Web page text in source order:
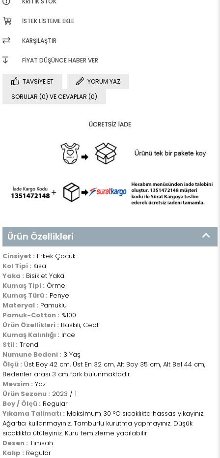
İSTEK LISTEME EKLE
KARŞILAŞTIR
FIYAT DÜŞÜNCE HABER VER
TAVSIYE ET
YORUM YAZ
SORULAR (0) VE CEVAPLAR (0)
Ürün Özellikleri
Cinsiyet : Erkek Çocuk
Kol Tipi : Kısa
Yaka : Bisiklet Yaka
Kumaş Tipi : Örme
Kumaş Türü : Penye
Materyal : Pamuklu
Pamuk-Cotton : %100
Ürün Özellikleri : Baskılı, Cepli
Kumaş Kalınlığı : İnce
Stil : Trend
Numune Bedeni : 3 Yaş
Ölçü : Üst Boy 42 cm, Üst En 32 cm, Alt Boy 35 cm, Alt Bel 44 cm,
Bedenler arası 3 cm fark bulunmaktadır.
Mevsim : Yaz
Ürün Sezonu : 2023 / 1
Boy / Ölçü : Regular
Yıkama Talimatı : Maksimum 30 °C sıcaklıkta hassas yıkayınız.
Ağartıcı kullanmayınız. Tamburlu kurutma yapmayınız. Düşük
sıcaklıkta ütüleyiniz. Kuru temizleme yapılabilir.
Desen : Timsah
Kalıp : Regular